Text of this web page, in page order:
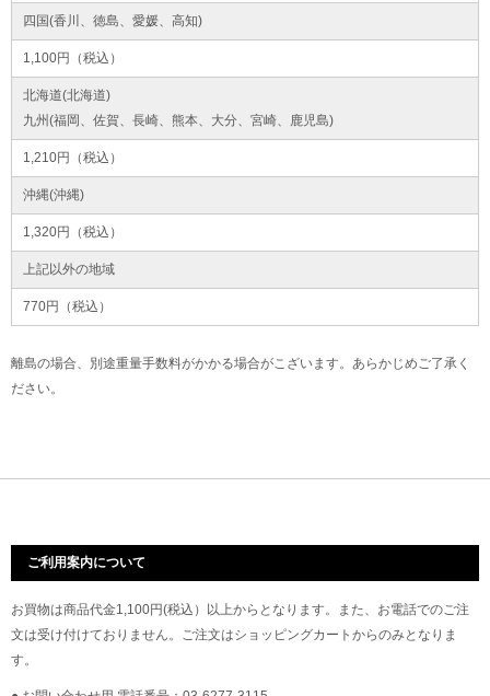
四国(香川、徳島、愛媛、高知)
1,100円（税込）
北海道(北海道)
九州(福岡、佐賀、長崎、熊本、大分、宮崎、鹿児島)
1,210円（税込）
沖縄(沖縄)
1,320円（税込）
上記以外の地域
770円（税込）
離島の場合、別途重量手数料がかかる場合がこざいます。あらかじめご了承く
ださい。
ご利用案内について
お買物は商品代金1,100円(税込）以上からとなります。また、お電話でのご注
文は受け付けておりません。ご注文はショッピングカートからのみとなりま
す。